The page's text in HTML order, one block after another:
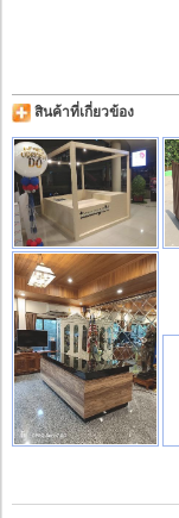
สินค้าที่เกี่ยวข้อง